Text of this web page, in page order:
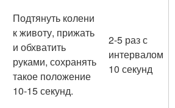
Подтянуть колени
к животу, прижать
и обхватить
руками, сохранять
такое положение
10-15 секунд.
2-5 раз с
интервалом
10 секунд